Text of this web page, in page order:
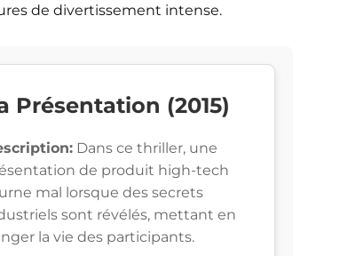
de divertissement intense.
Présentation (2015)
Dans ce thriller, une
de produit high-tech
mal lorsque des secrets
sont révélés, mettant en
la vie des participants.